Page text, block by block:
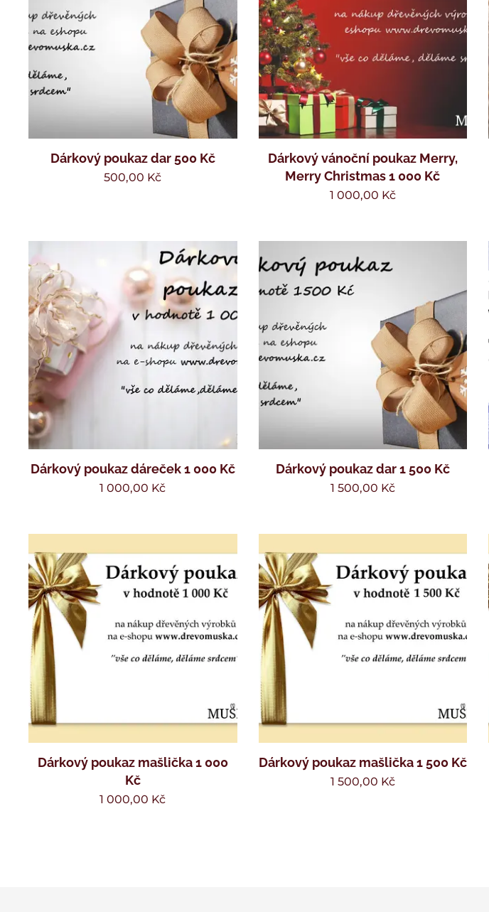
Dárkový poukaz dar 500 Kč
500,00 Kč
Dárkový vánoční poukaz Merry,
Merry Christmas 1 000 Kč
1 000,00 Kč
Dárkový poukaz dáreček 1 000 Kč
1 000,00 Kč
Dárkový poukaz dar 1 500 Kč
1 500,00 Kč
Dárkový poukaz mašlička 1 000
Kč
1 000,00 Kč
Dárkový poukaz mašlička 1 500 Kč
1 500,00 Kč